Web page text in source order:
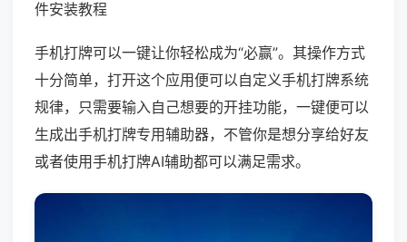
件安装教程
手机打牌可以一键让你轻松成为“必赢”。其操作方式
十分简单，打开这个应用便可以自定义手机打牌系统
规律，只需要输入自己想要的开挂功能，一键便可以
生成出手机打牌专用辅助器，不管你是想分享给好友
或者使用手机打牌AI辅助都可以满足需求。